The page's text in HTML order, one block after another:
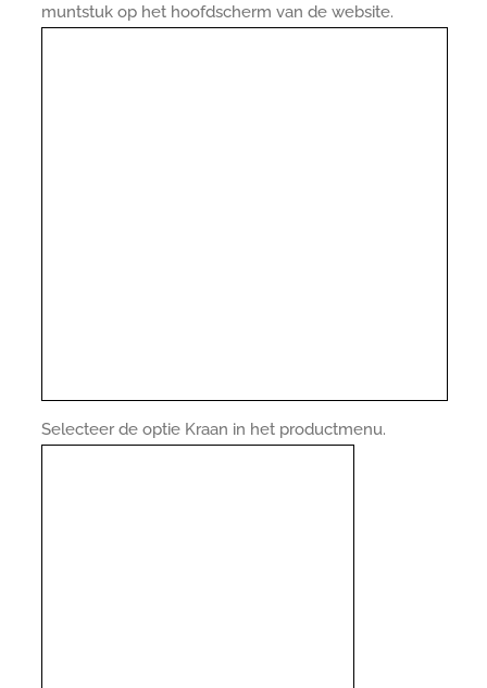
muntstuk op het hoofdscherm van de website.
Selecteer de optie Kraan in het productmenu.